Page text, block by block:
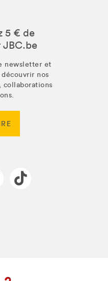
5 € de
JBC.be
newsletter et
nos
collaborations